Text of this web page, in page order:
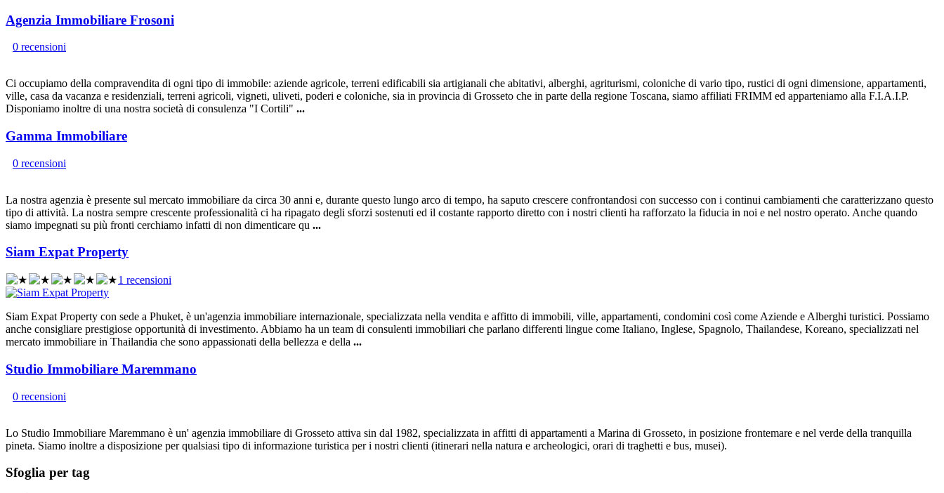
Agenzia Immobiliare Frosoni
0 recensioni
Ci occupiamo della compravendita di ogni tipo di immobile: aziende agricole, terreni edificabili sia artigianali che abitativi, alberghi, agriturismi, coloniche di vario tipo, rustici di ogni dimensione, appartamenti,
ville, casa da vacanza e residenziali, terreni agricoli, vigneti, uliveti, poderi e coloniche, sia in provincia di Grosseto che in parte della regione Toscana, siamo affiliati FRIMM ed apparteniamo alla F.I.A.I.P.
Disponiamo inoltre di una nostra società di consulenza "I Cortili" ...
Gamma Immobiliare
0 recensioni
La nostra agenzia è presente sul mercato immobiliare da circa 30 anni e, durante questo lungo arco di tempo, ha saputo crescere confrontandosi con successo con i continui cambiamenti che caratterizzano questo
tipo di attività. La nostra sempre crescente professionalità ci ha ripagato degli sforzi sostenuti ed il costante rapporto diretto con i nostri clienti ha rafforzato la fiducia in noi e nel nostro operato. Anche quando
siamo impegnati su più fronti cerchiamo infatti di non dimenticare qu ...
Siam Expat Property
1 recensioni
Siam Expat Property con sede a Phuket, è un'agenzia immobiliare internazionale, specializzata nella vendita e affitto di immobili, ville, appartamenti, condomini così come Aziende e Alberghi turistici. Possiamo
anche consigliare prestigiose opportunità di investimento. Abbiamo ha un team di consulenti immobiliari che parlano differenti lingue come Italiano, Inglese, Spagnolo, Thailandese, Koreano, specializzati nel
mercato immobiliare in Thailandia che sono appassionati della bellezza e della ...
Studio Immobiliare Maremmano
0 recensioni
Lo Studio Immobiliare Maremmano è un' agenzia immobiliare di Grosseto attiva sin dal 1982, specializzata in affitti di appartamenti a Marina di Grosseto, in posizione frontemare e nel verde della tranquilla
pineta. Siamo inoltre a disposizione per qualsiasi tipo di informazione turistica per i nostri clienti (itinerari nella natura e archeologici, orari di traghetti e bus, musei).
Sfoglia per tag